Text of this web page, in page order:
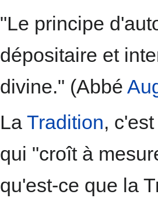
"Le principe
dépositaire et
divine." (Abbé
La Tradition,
qui "croît à
qu'est-ce que la